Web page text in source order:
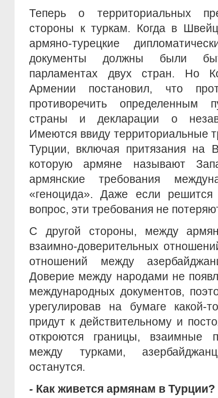
Теперь о территориальных
стороны к туркам. Когда в
армяно-турецкие
документы должны были
парламентах двух стран. Но
Армении постановил, что
противоречить определенным
страны и декларации о
Имеются ввиду территориальные
Турции, включая притязания на
которую армяне называют
армянские требования
«геноцида». Даже если решится
вопрос, эти требования не
С другой стороны, между
взаимно-доверительных
отношений между
Доверие между народами не
международных документов,
урегулировав на бумаге какой-
придут к действительному и
откроются границы, взаимные
между турками,
останутся.
- Как живется армянам в Турции?